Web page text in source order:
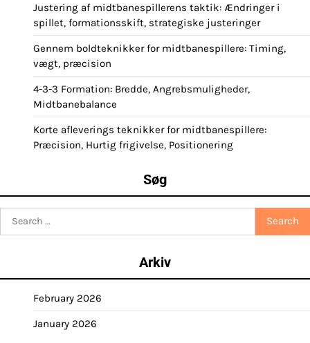
Justering af midtbanespillerens taktik: Ændringer i
spillet, formationsskift, strategiske justeringer
Gennem boldteknikker for midtbanespillere: Timing,
vægt, præcision
4-3-3 Formation: Bredde, Angrebsmuligheder,
Midtbanebalance
Korte afleverings teknikker for midtbanespillere:
Præcision, Hurtig frigivelse, Positionering
Søg
Search
for:
Arkiv
February 2026
January 2026